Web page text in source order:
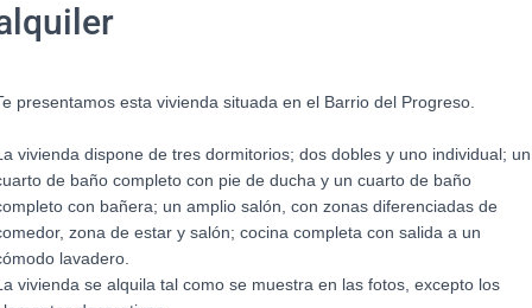
presentamos esta vivienda situada en el Barrio del Progreso.
vivienda dispone de tres dormitorios; dos dobles y uno individual; un
de baño completo con pie de ducha y un cuarto de baño
con bañera; un amplio salón, con zonas diferenciadas de
zona de estar y salón; cocina completa con salida a un
lavadero.
vivienda se alquila tal como se muestra en las fotos, excepto los